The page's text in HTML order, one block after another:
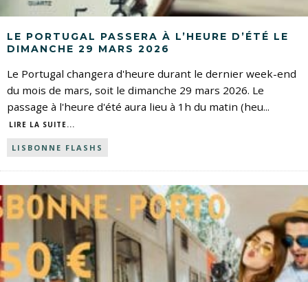
LE PORTUGAL PASSERA À L’HEURE D’ÉTÉ LE
DIMANCHE 29 MARS 2026
Le Portugal changera d'heure durant le dernier week-end
du mois de mars, soit le dimanche 29 mars 2026. Le
passage à l'heure d'été aura lieu à 1h du matin (heu...
LIRE LA SUITE...
LISBONNE FLASHS